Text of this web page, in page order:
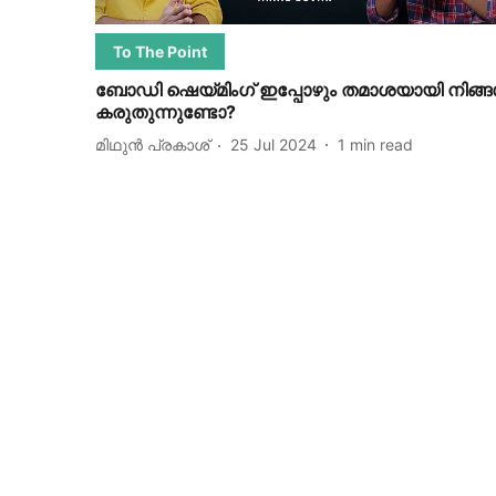
To The Point
ബോഡി ഷെയ്മിംഗ് ഇപ്പോഴും തമാശയായി
കരുതുന്നുണ്ടോ?
മിഥുൻ പ്രകാശ് 25 Jul 2024 1 min read